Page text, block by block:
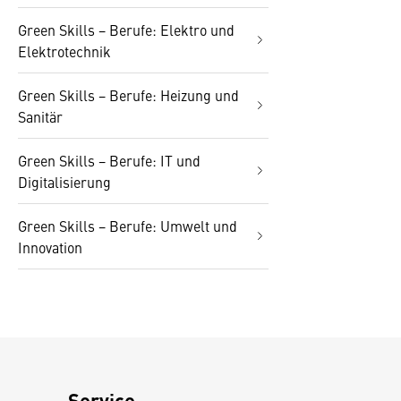
Green Skills − Berufe: Elektro und
Elektrotechnik
Green Skills − Berufe: Heizung und
Sanitär
Green Skills − Berufe: IT und
Digitalisierung
Green Skills − Berufe: Umwelt und
Innovation